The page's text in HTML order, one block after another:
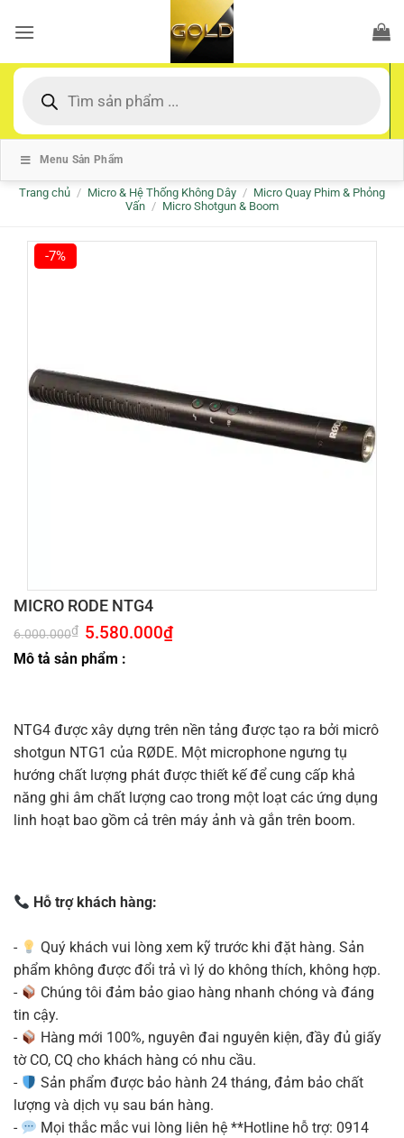
qua
dung
kiếm
Menu Sản Phẩm
Trang chủ / Micro & Hệ Thống Không Dây / Micro Quay Phim & Phỏng
Vấn / Micro Shotgun & Boom
-7%
MICRO RODE NTG4
6.000.000₫ Giá
gốc
là:
6.000.000₫.
5.580.000₫Giá
Mô tả sản phẩm :
NTG4 được xây dựng trên nền tảng được tạo ra bởi micrô
shotgun NTG1 của RØDE. Một microphone ngưng tụ
hướng chất lượng phát được thiết kế để cung cấp khả
năng ghi âm chất lượng cao trong một loạt các ứng dụng
linh hoạt bao gồm cả trên máy ảnh và gắn trên boom.
Hỗ trợ khách hàng:
-
Quý khách vui lòng xem kỹ trước khi đặt hàng. Sản
phẩm không được đổi trả vì lý do không thích, không hợp.
-
Chúng tôi đảm bảo giao hàng nhanh chóng và đáng
tin cậy.
-
Hàng mới 100%, nguyên đai nguyên kiện, đầy đủ giấy
tờ CO, CQ cho khách hàng có nhu cầu.
-
Sản phẩm được bảo hành 24 tháng, đảm bảo chất
lượng và dịch vụ sau bán hàng.
-
Mọi thắc mắc vui lòng liên hệ **Hotline hỗ trợ: 0914